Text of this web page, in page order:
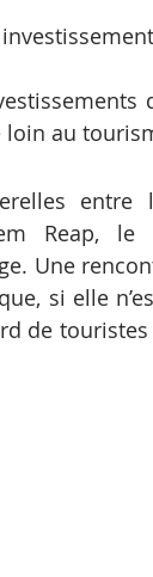
loin au
Reap,
Une
si elle
de